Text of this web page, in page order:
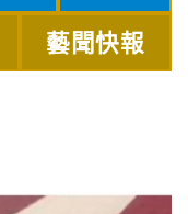
藝聞快報